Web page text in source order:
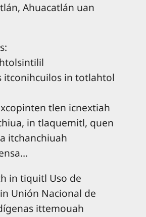
Ahuacatlán uan
itconihcuilos in totlahtol
tlen icnextiah
in tlaquemitl, quen
itchanchiuah
in tiquitl Uso de
Unión Nacional de
ittemouah